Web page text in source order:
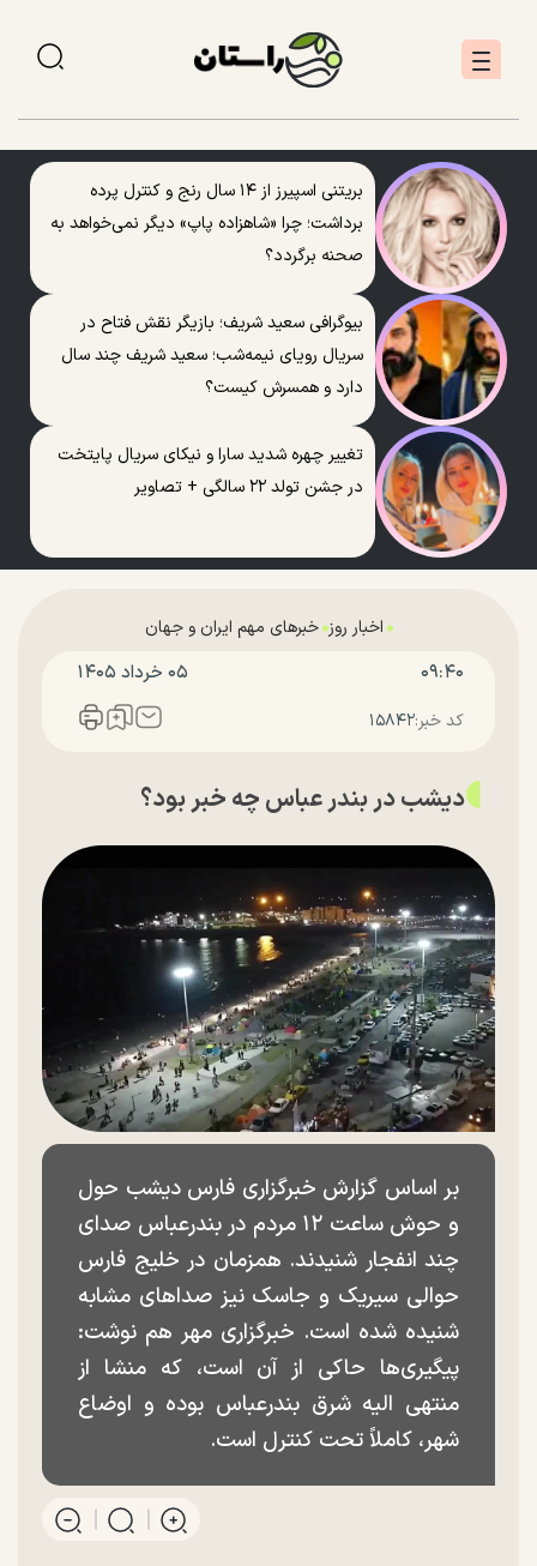
بریتنی اسپیرز از ۱۴ سال رنج و کنترل پرده
برداشت؛ چرا «شاهزاده پاپ» دیگر نمی‌خواهد به
صحنه برگردد؟
بیوگرافی سعید شریف؛ بازیگر نقش فتاح در
سریال رویای نیمه‌شب؛ سعید شریف چند سال
دارد و همسرش کیست؟
تغییر چهره شدید سارا و نیکای سریال پایتخت
در جشن تولد ۲۲ سالگی + تصاویر
اخبار روز خبرهای مهم ایران و جهان
۰۹:۴۰ ۰۵ خرداد ۱۴۰۵
کد خبر:۱۵۸۴۲
دیشب در بندر عباس چه خبر بود؟
بر اساس گزارش خبرگزاری فارس دیشب حول
و حوش ساعت ۱۲ مردم در بندرعباس صدای
چند انفجار شنیدند. همزمان در خلیج فارس
حوالی سیریک و جاسک نیز صدا‌های مشابه
شنیده شده است. خبرگزاری مهر هم نوشت:
پیگیری‌ها حاکی از آن است، که منشا از
منتهی الیه شرق بندرعباس بوده و اوضاع
شهر، کاملاً تحت کنترل است.